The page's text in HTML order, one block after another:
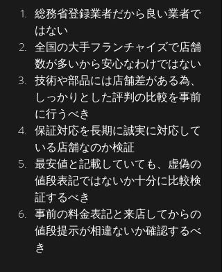
総務省登録業者だから良い業者で
はない
全国の大手フランチャイズで店舗
数が多いから安心なわけではない
技術や部品には店舗差がある為、
しっかりとした評判の比較を事前
に行うべき
保証対応を長期に誠実に対応して
いる店舗なのか検証
最安値と記載していても、虚偽の
値段表記ではないか十分に比較検
証するべき
事前の料金表記と来店してからの
値段提示が相違ないか確認するべ
き